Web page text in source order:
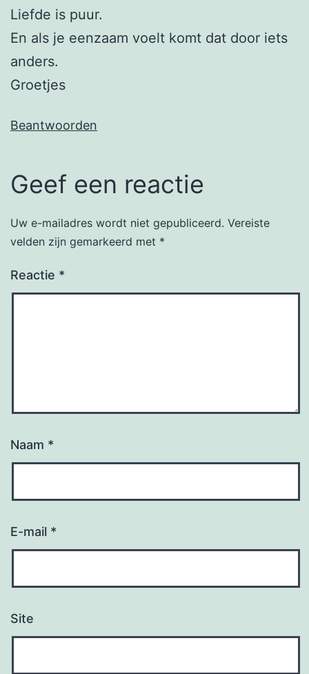
Liefde is puur.
En als je eenzaam voelt komt dat door iets
anders.
Groetjes
Beantwoorden
Geef een reactie
Uw e-mailadres wordt niet gepubliceerd. Vereiste
velden zijn gemarkeerd met *
Reactie *
Naam *
E-mail *
Site